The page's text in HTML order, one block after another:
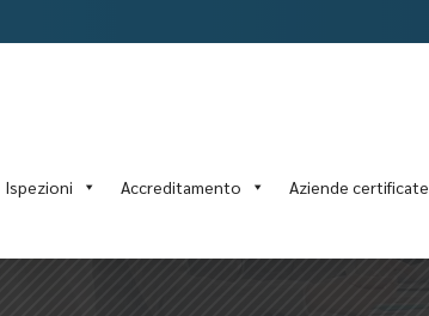
Ispezioni Accreditamento Aziende certificate